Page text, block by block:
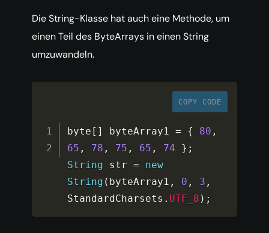
Die String-Klasse hat auch eine Methode, um
einen Teil des ByteArrays in einen String
umzuwandeln.
COPY CODE
byte [ ] byteArray1 = { 80 ,
65 , 78 , 75 , 65 , 74 } ;
String str =
new
String ( byteArray1 , 0 , 3 ,
StandardCharsets . UTF_8 ) ;